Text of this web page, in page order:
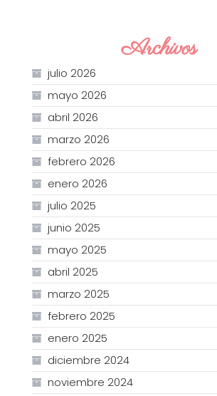
Archivos
julio 2026
mayo 2026
abril 2026
marzo 2026
febrero 2026
enero 2026
julio 2025
junio 2025
mayo 2025
abril 2025
marzo 2025
febrero 2025
enero 2025
diciembre 2024
noviembre 2024